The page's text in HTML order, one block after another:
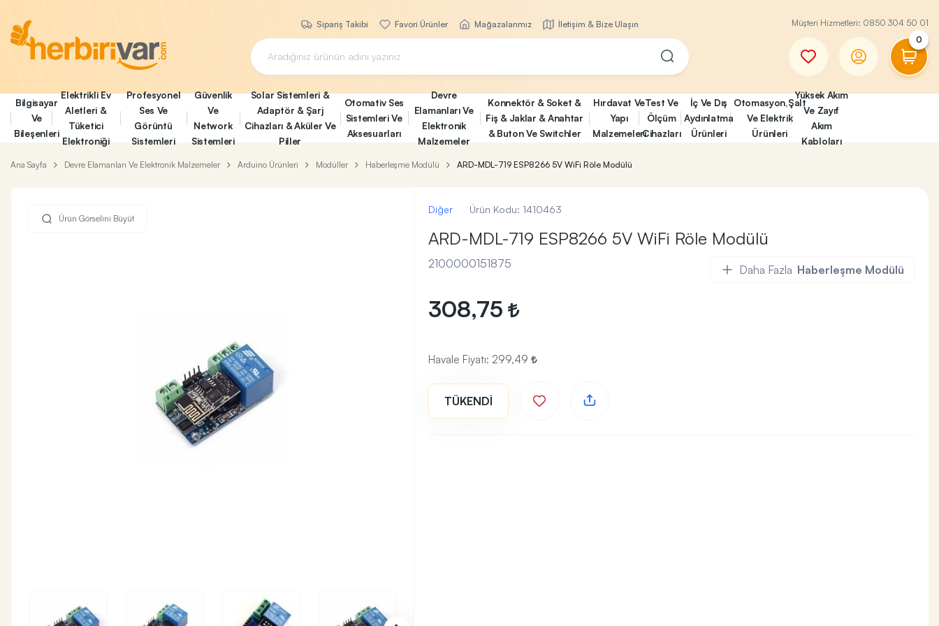
Sipariş Takibi Favori Ürünler Mağazalarımız İletişim & Bize Ulaşın Müşteri Hizmetleri: 0850 304 50 01
0
Bilgisayar
Ve
Bileşenleri
Elektrikli Ev
Aletleri &
Tüketici
Elektroniği
Profesyonel
Ses Ve
Görüntü
Sistemleri
Güvenlik
Ve
Network
Sistemleri
Solar Sistemleri &
Adaptör & Şarj
Cihazları & Aküler Ve
Piller
Otomativ Ses
Sistemleri Ve
Aksesuarları
Devre
Elamanları Ve
Elektronik
Malzemeler
Konnektör & Soket &
Fiş & Jaklar & Anahtar
& Buton Ve Switchler
Hırdavat Ve
Yapı
Malzemeleri
Test Ve
Ölçüm
Cihazları
İç Ve Dış
Aydınlatma
Ürünleri
Otomasyon,Şalt
Ve Elektrik
Ürünleri
Yüksek Akım
Ve Zayıf
Akım
Kabloları
Ana Sayfa Devre Elamanları Ve Elektronik Malzemeler Arduino Ürünleri Modüller Haberleşme Modülü ARD-MDL-719 ESP8266 5V WiFi Röle Modülü
Ürün Görselini Büyüt
Diğer Ürün Kodu: 1410463
ARD-MDL-719 ESP8266 5V WiFi Röle Modülü
2100000151875 Daha Fazla Haberleşme Modülü
308,75
Havale Fiyatı: 299,49
TÜKENDİ